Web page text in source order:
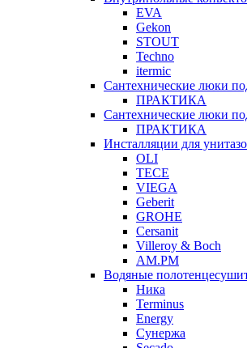
EVA
Gekon
STOUT
Techno
itermic
Сантехнические люки
ПРАКТИКА
Сантехнические люки
ПРАКТИКА
Инсталляции для
OLI
TECE
VIEGA
Geberit
GROHE
Cersanit
Villeroy & Boch
AM.PM
Водяные
Ника
Terminus
Energy
Сунержа